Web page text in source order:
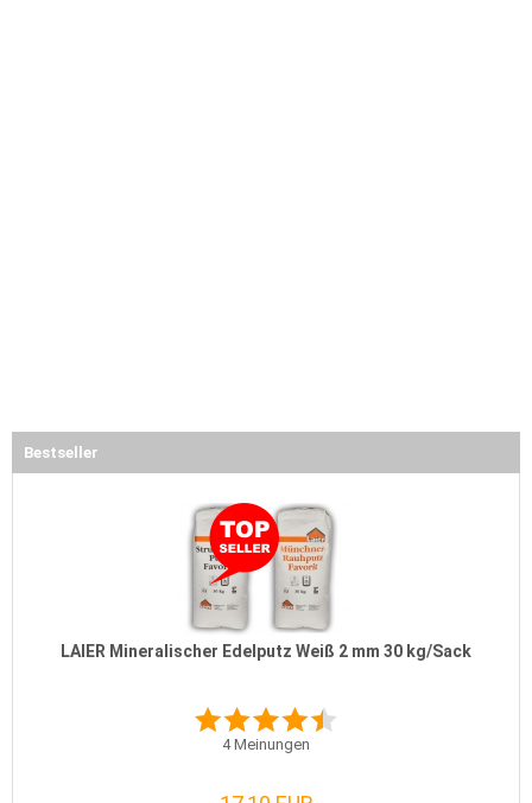
Bestseller
LAIER Mineralischer Edelputz Weiß 2 mm 30 kg/Sack
4Meinungen